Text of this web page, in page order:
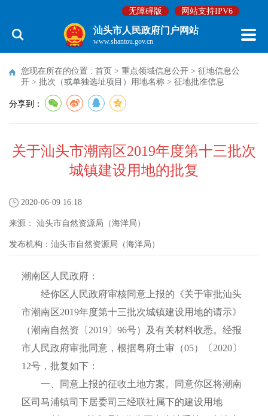
无障碍版 网站支持IPV6
汕头市人民政府门户网站
www.shantou.gov.cn
您现在所在的位置 : 首页 > 重点领域信息公开 > 征地信息公
开 > 批次（或单独选址项目）用地名称 > 征地批准信息
分享到：
关于汕头市潮南区2019年度第十三批次
城镇建设用地的批复
2020-06-09 16:18
来源： 汕头市自然资源局（海洋局）
发布机构： 汕头市自然资源局（海洋局）
潮南区人民政府：
经你区人民政府审核同意上报的《关于审批汕头
市潮南区2019年度第十三批次城镇建设用地的请示》
（潮南自然资〔2019〕96号）及有关材料收悉。经报
市人民政府审批同意，根据粤府土审（05）〔2020〕
12号，批复如下：
一、同意上报的征收土地方案。同意你区将潮南
区司马浦镇司下居委司三经联社属下的建设用地